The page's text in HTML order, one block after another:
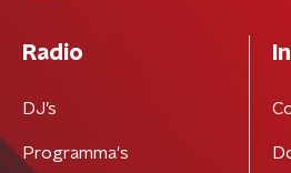
Radio
DJ’s
Programma's